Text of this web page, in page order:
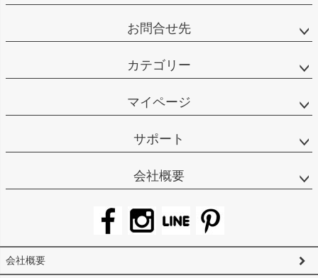
お問合せ先
カテゴリー
マイページ
サポート
会社概要
会社概要